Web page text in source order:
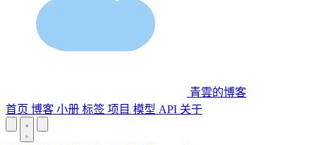
青雲的博客
首页 博客 小册 标签 项目 模型 API 关于